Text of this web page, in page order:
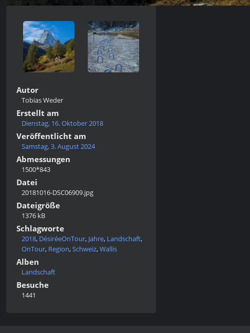
Autor
Tobias Weder
Erstellt am
Dienstag, 16. Oktober 2018
Veröffentlicht am
Samstag, 3. August 2024
Abmessungen
1500*843
Datei
20181016-DSC06909.jpg
Dateigröße
1376 kB
Schlagworte
2018, DésiréeOnTour, Jahre, Landschaft,
OnTour, Region,Schweiz,Wallis
Alben
Landschaft
Besuche
1441